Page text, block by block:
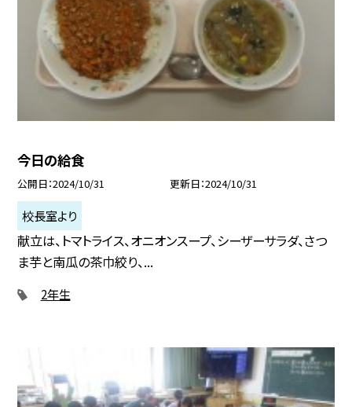
今日の給食
公開日 2024/10/31 更新日 2024/10/31
校長室より
献立は、トマトライス、オニオンスープ、シーザーサラダ、さつ
ま芋と南瓜の茶巾絞り、...
2年生